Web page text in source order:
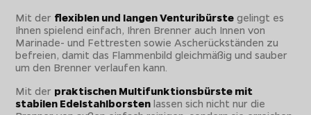
Mit der flexiblen und langen Venturibürste gelingt es
Ihnen spielend einfach, Ihren Brenner auch Innen von
Marinade- und Fettresten sowie Ascherückständen zu
befreien, damit das Flammenbild gleichmäßig und sauber
um den Brenner verlaufen kann.
Mit der praktischen Multifunktionsbürste mit
stabilen Edelstahlborsten lassen sich nicht nur die